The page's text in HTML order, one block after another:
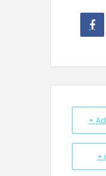
+
+